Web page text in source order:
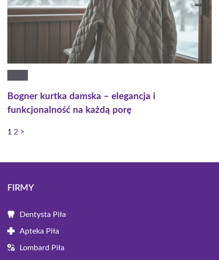
Bogner kurtka damska – elegancja i
funkcjonalność na każdą porę
1 2 >
FIRMY
Dentysta Piła
Apteka Piła
Lombard Piła